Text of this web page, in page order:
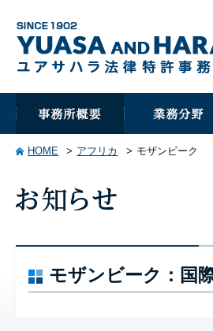
HOME アフリカ モザンビーク
モザンビーク：国